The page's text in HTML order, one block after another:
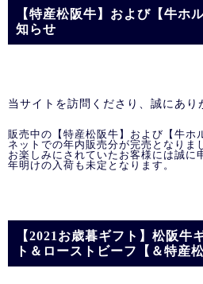
【特産松阪牛】および【牛ホ
知らせ
当サイトを訪問くださり、誠にあり
販売中の【特産松阪牛】および【牛ホ
ネットでの年内販売分が完売となりま
お楽しみにされていたお客様には誠に
年明けの入荷も未定となります。
【2021お歳暮ギフト】松阪牛
ト＆ローストビーフ【＆特産松